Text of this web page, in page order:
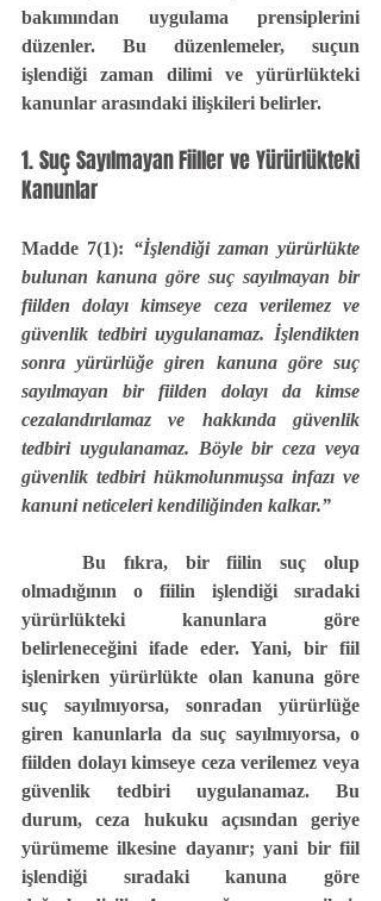
bakımından uygulama prensiplerini
düzenler. Bu düzenlemeler, suçun
işlendiği zaman dilimi ve yürürlükteki
kanunlar arasındaki ilişkileri belirler.
1. Suç Sayılmayan Fiiller ve Yürürlükteki
Kanunlar
Madde 7(1): “İşlendiği zaman yürürlükte
bulunan kanuna göre suç sayılmayan bir
fiilden dolayı kimseye ceza verilemez ve
güvenlik tedbiri uygulanamaz. İşlendikten
sonra yürürlüğe giren kanuna göre suç
sayılmayan bir fiilden dolayı da kimse
cezalandırılamaz ve hakkında güvenlik
tedbiri uygulanamaz. Böyle bir ceza veya
güvenlik tedbiri hükmolunmuşsa infazı ve
kanuni neticeleri kendiliğinden kalkar.”
olmadığının o fiilin işlendiği sıradaki
yürürlükteki kanunlara göre
belirleneceğini ifade eder. Yani, bir fiil
işlenirken yürürlükte olan kanuna göre
suç sayılmıyorsa, sonradan yürürlüğe
giren kanunlarla da suç sayılmıyorsa, o
fiilden dolayı kimseye ceza verilemez veya
güvenlik tedbiri uygulanamaz. Bu
durum, ceza hukuku açısından geriye
yürümeme ilkesine dayanır; yani bir fiil
işlendiği sıradaki kanuna göre